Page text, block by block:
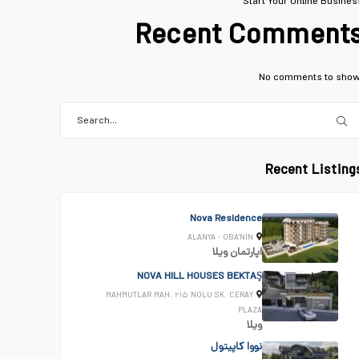
Recent
No comments to
Recent
Nova Residence
ALANYA - OBA'NIN
اپارتمانویلا
NOVA HILL HOUSES BEKTAŞ
MAHMUTLAR MAH. ۲۱۵ NOLU SK. CERAY
PLAZA
ویلا
نووا کاپیتول